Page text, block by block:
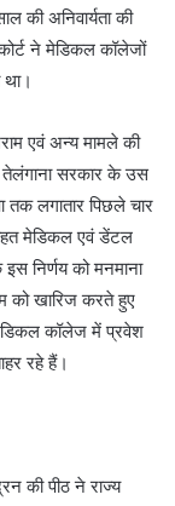
की अनिवार्यता की
ने मेडिकल कॉलेजों
एवं अन्य मामले की
तेलंगाना सरकार के उस
तक लगातार पिछले चार
मेडिकल एवं डेंटल
निर्णय को मनमाना
को खारिज करते हुए
कॉलेज में प्रवेश
रहे हैं।
की पीठ ने राज्य